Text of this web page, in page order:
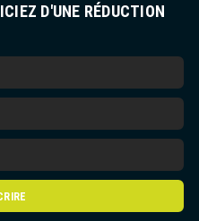
D'UNE RÉDUCTION